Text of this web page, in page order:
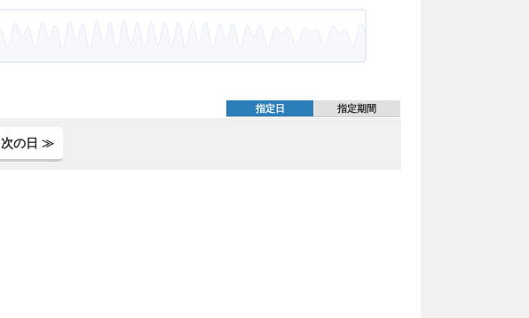
指定日 指定期間
次の日 ≫